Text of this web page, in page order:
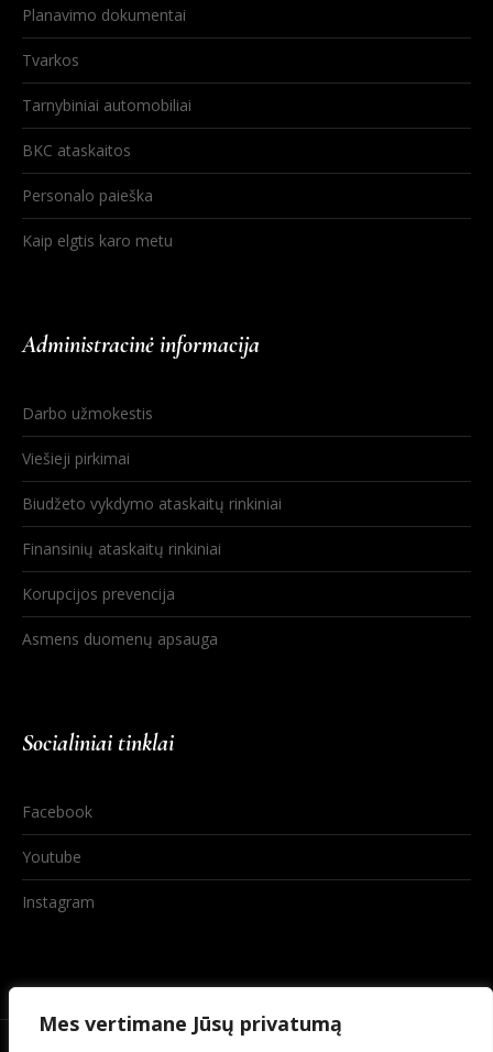
Mes vertimane Jūsų privatumą
Planavimo dokumentai
Tvarkos
Tarnybiniai automobiliai
BKC ataskaitos
Personalo paieška
Kaip elgtis karo metu
Administracinė informacija
Darbo užmokestis
Viešieji pirkimai
Biudžeto vykdymo ataskaitų rinkiniai
Finansinių ataskaitų rinkiniai
Korupcijos prevencija
Asmens duomenų apsauga
Socialiniai tinklai
Facebook
Youtube
Instagram